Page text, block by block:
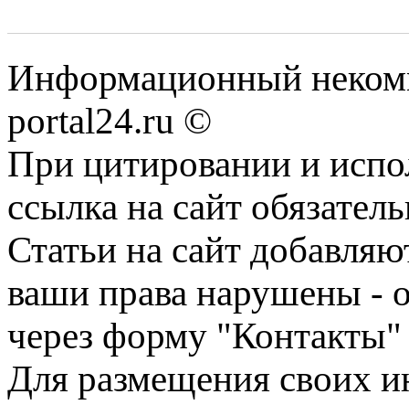
Информационный
portal24.ru ©
При цитировании и
ссылка на сайт
Статьи на сайт
ваши права нарушены -
через форму "Контакты"
Для размещения своих